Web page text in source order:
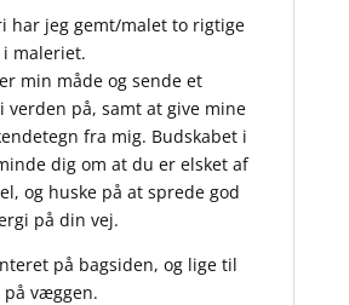
har jeg gemt/malet to rigtige
maleriet.
min måde og sende et
verden på, samt at give mine
fra mig. Budskabet i
dig om at du er elsket af
og huske på at sprede god
på din vej.
på bagsiden, og lige til
væggen.